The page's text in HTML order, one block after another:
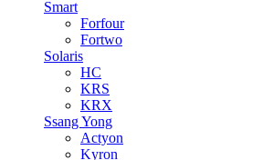
Smart
Forfour
Fortwo
Solaris
HC
KRS
KRX
Ssang Yong
Actyon
Kyron